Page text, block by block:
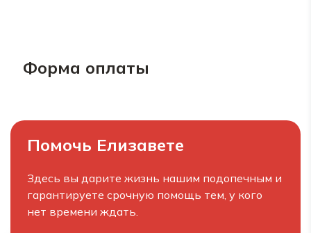
Форма оплаты
Помочь Елизавете
Здесь вы дарите жизнь нашим подопечным и
гарантируете срочную помощь тем, у кого
нет времени ждать.